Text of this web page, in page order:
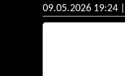
09.05.2026 19:24